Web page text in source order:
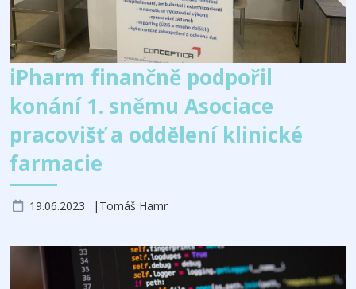
iPharm finančně podpořil
konání 1. sněmu Asociace
pracovišť a oddělení klinické
farmacie
19.06.2023 Tomáš Hamr